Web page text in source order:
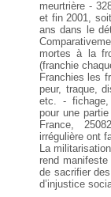
meurtrière -
et fin 2001,
ans dans le
mortes à la
(franchie
Franchies les
peur, traque,
etc. - fichage,
pour une
France,
irrégulière ont
La
rend
de sacrifier
d’injustice